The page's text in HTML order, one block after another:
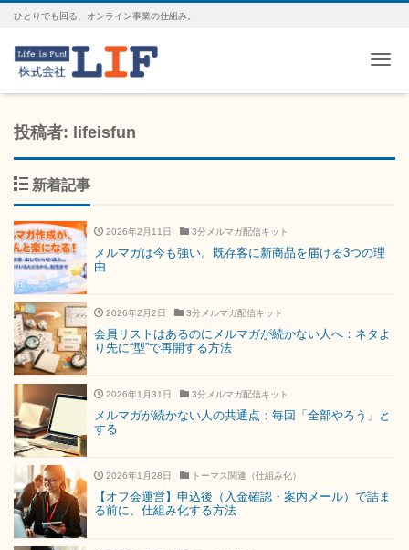
ひとりでも回る、オンライン事業の仕組み。
投稿者: lifeisfun
新着記事
2026年2月11日 3分メルマガ配信キット
メルマガは今も強い。既存客に新商品を届ける3つの理
由
2026年2月2日 3分メルマガ配信キット
会員リストはあるのにメルマガが続かない人へ：ネタよ
り先に“型”で再開する方法
2026年1月31日 3分メルマガ配信キット
メルマガが続かない人の共通点：毎回「全部やろう」と
する
2026年1月28日 トーマス関連（仕組み化）
【オフ会運営】申込後（入金確認・案内メール）で詰ま
る前に、仕組み化する方法